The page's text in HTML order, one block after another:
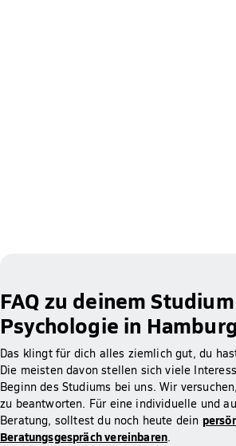
FAQ zu deinem
Psychologie in Hamburg
Das klingt für dich alles ziemlich gut, du
Die meisten davon stellen sich viele
Beginn des Studiums bei uns. Wir
zu beantworten. Für eine individuelle und
Beratung, solltest du noch heute dein
Beratungsgespräch vereinbaren.